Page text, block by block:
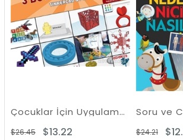
Çocuklar İçin Uygulamalarla 3 Boyutlu Tasarım
$13.22 $12.10